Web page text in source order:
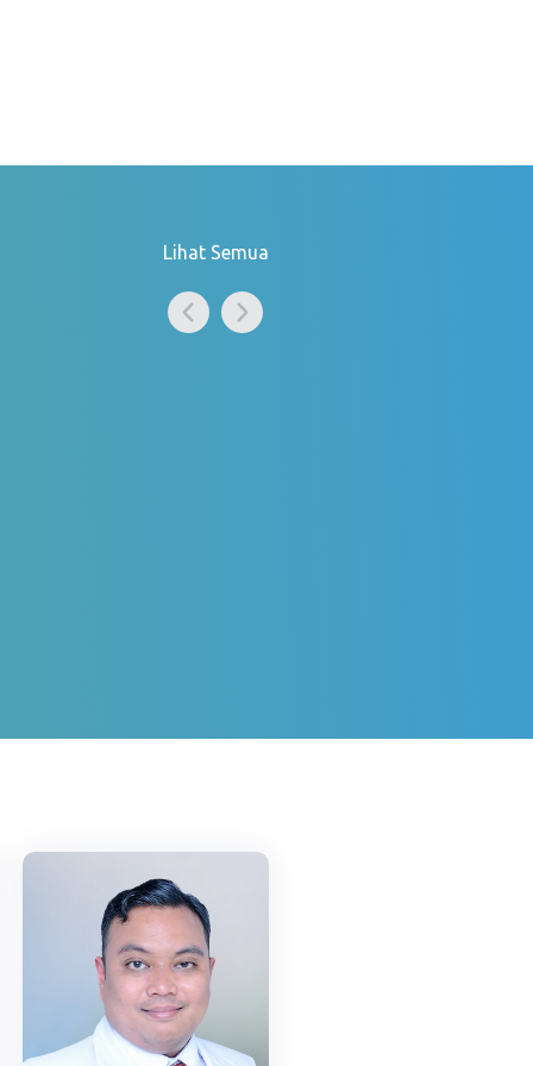
Lihat Semua